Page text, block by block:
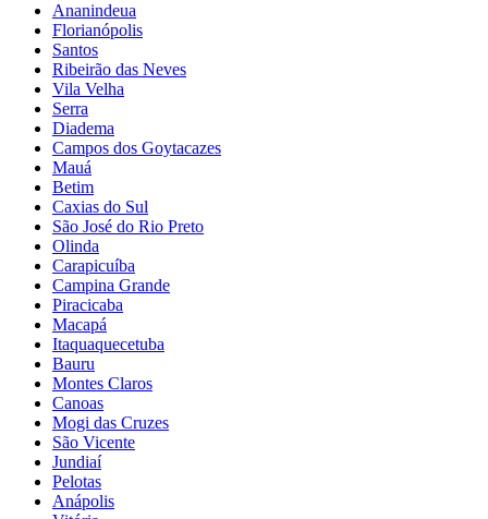
Ananindeua
Florianópolis
Santos
Ribeirão das Neves
Vila Velha
Serra
Diadema
Campos dos Goytacazes
Mauá
Betim
Caxias do Sul
São José do Rio Preto
Olinda
Carapicuíba
Campina Grande
Piracicaba
Macapá
Itaquaquecetuba
Bauru
Montes Claros
Canoas
Mogi das Cruzes
São Vicente
Jundiaí
Pelotas
Anápolis